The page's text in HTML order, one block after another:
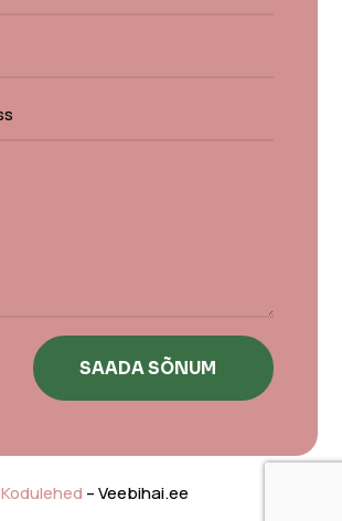
SAADA SÕNUM
Kodulehed – Veebihai.ee